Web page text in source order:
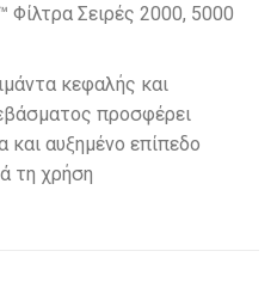
Φίλτρα Σειρές 2000, 5000
κεφαλής και
προσφέρει
αυξημένο επίπεδο
τη χρήση